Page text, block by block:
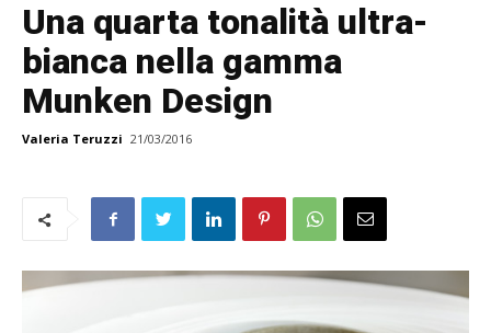
Una quarta tonalità ultra-
bianca nella gamma
Munken Design
Valeria Teruzzi 21/03/2016